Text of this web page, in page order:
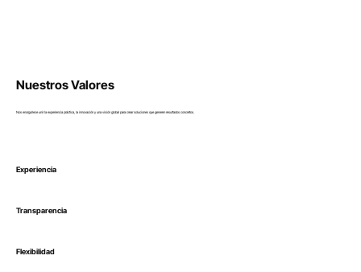
Nuestros Valores
Nos enorgullece unir la experiencia práctica, la innovación y una visión global para crear soluciones que generen resultados concretos.
Experiencia
Transparencia
Flexibilidad